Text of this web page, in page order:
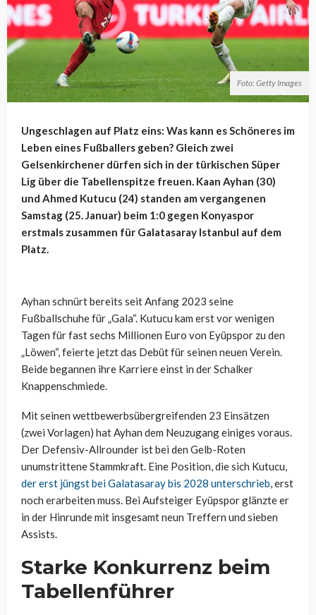
Foto: Getty Images
Ungeschlagen auf Platz eins: Was kann es Schöneres im
Leben eines Fußballers geben? Gleich zwei
Gelsenkirchener dürfen sich in der türkischen Süper
Lig über die Tabellenspitze freuen. Kaan Ayhan (30)
und Ahmed Kutucu (24) standen am vergangenen
Samstag (25. Januar) beim 1:0 gegen Konyaspor
erstmals zusammen für Galatasaray Istanbul auf dem
Platz.
Ayhan schnürt bereits seit Anfang 2023 seine
Fußballschuhe für „Gala“. Kutucu kam erst vor wenigen
Tagen für fast sechs Millionen Euro von Eyüpspor zu den
„Löwen“, feierte jetzt das Debüt für seinen neuen Verein.
Beide begannen ihre Karriere einst in der Schalker
Knappenschmiede.
Mit seinen wettbewerbsübergreifenden 23 Einsätzen
(zwei Vorlagen) hat Ayhan dem Neuzugang einiges voraus.
Der Defensiv-Allrounder ist bei den Gelb-Roten
unumstrittene Stammkraft. Eine Position, die sich Kutucu,
der erst jüngst bei Galatasaray bis 2028 unterschrieb, erst
noch erarbeiten muss. Bei Aufsteiger Eyüpspor glänzte er
in der Hinrunde mit insgesamt neun Treffern und sieben
Assists.
Starke Konkurrenz beim
Tabellenführer